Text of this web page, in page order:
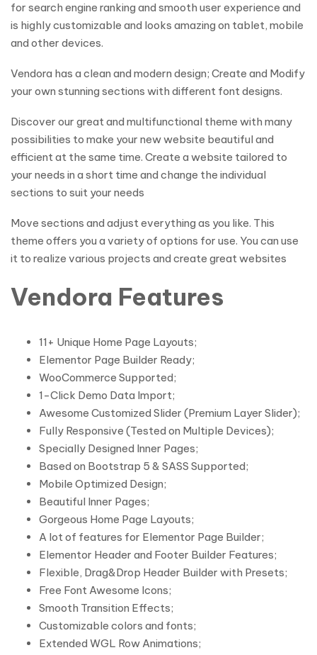
for search engine ranking and smooth user experience and
is highly customizable and looks amazing on tablet, mobile
and other devices.
Vendora has a clean and modern design; Create and Modify
your own stunning sections with different font designs.
Discover our great and multifunctional theme with many
possibilities to make your new website beautiful and
efficient at the same time. Create a website tailored to
your needs in a short time and change the individual
sections to suit your needs
Move sections and adjust everything as you like. This
theme offers you a variety of options for use. You can use
it to realize various projects and create great websites
Vendora Features
11+ Unique Home Page Layouts;
Elementor Page Builder Ready;
WooCommerce Supported;
1-Click Demo Data Import;
Awesome Customized Slider (Premium Layer Slider);
Fully Responsive (Tested on Multiple Devices);
Specially Designed Inner Pages;
Based on Bootstrap 5 & SASS Supported;
Mobile Optimized Design;
Beautiful Inner Pages;
Gorgeous Home Page Layouts;
A lot of features for Elementor Page Builder;
Elementor Header and Footer Builder Features;
Flexible, Drag&Drop Header Builder with Presets;
Free Font Awesome Icons;
Smooth Transition Effects;
Customizable colors and fonts;
Extended WGL Row Animations;